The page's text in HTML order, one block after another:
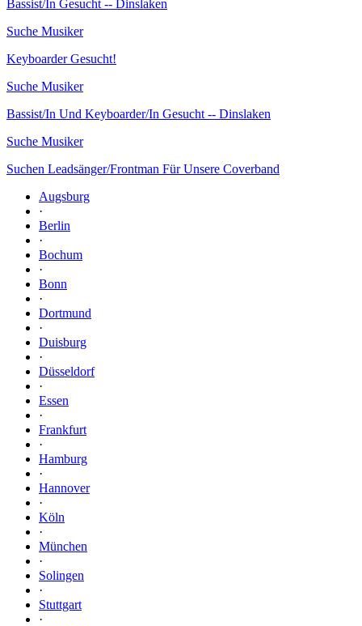
Bassist/In Gesucht -- Dinslaken
Suche Musiker
Keyboarder Gesucht!
Suche Musiker
Bassist/In Und Keyboarder/In Gesucht -- Dinslaken
Suche Musiker
Suchen Leadsänger/Frontman Für Unsere Coverband
Augsburg
·
Berlin
·
Bochum
·
Bonn
·
Dortmund
·
Duisburg
·
Düsseldorf
·
Essen
·
Frankfurt
·
Hamburg
·
Hannover
·
Köln
·
München
·
Solingen
·
Stuttgart
·